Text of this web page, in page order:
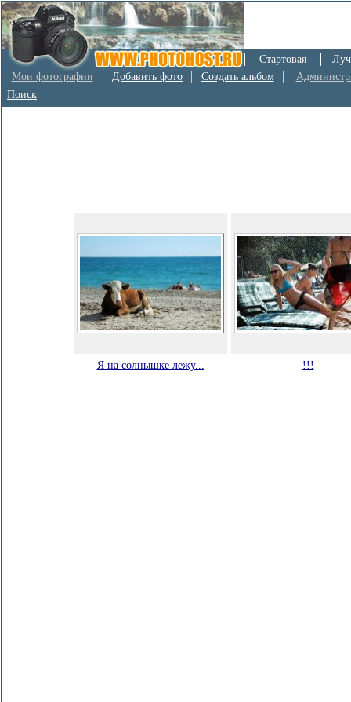
Стартовая
Мои фотографии
Добавить фото Создать альбом
Поиск
Я на солнышке лежу... !!!